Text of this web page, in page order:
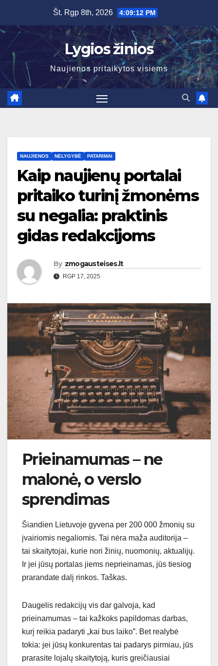
content
Št. Rgp 8th, 2026 4:09:13 PM
Lygios žinios
Naujienos pritaikytos visiems
NAUJIENOS NELYGYBĖ PATARIMAI
Kaip naujienų portalai
pritaiko turinį žmonėms
su negalia: praktinis
gidas redakcijoms
By zmogausteises.lt
RGP 17, 2025
Prieinamumas – ne
malonė, o verslo
sprendimas
Šiandien Lietuvoje gyvena per 200 000 žmonių su
įvairiomis negaliomis. Tai nėra maža auditorija –
tai skaitytojai, kurie nori žinių, nuomonių, aktualijų.
Ir jei jūsų portalas jiems neprieinamas, jūs tiesiog
prarandate dalį rinkos. Taškas.
Daugelis redakcijų vis dar galvoja, kad
prieinamumas – tai kažkoks papildomas darbas,
kurį reikia padaryti „kai bus laiko”. Bet realybė
tokia: jei jūsų konkurentas tai padarys pirmiau, jūs
prarasite lojalų skaitytoją, kuris greičiausiai